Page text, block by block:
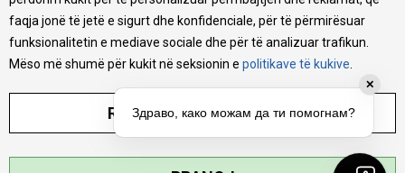
gabime. Të gjitha produktet janë pjesë e portfolios sonë, por
kjo nuk do të thotë se janë në gjendje në çdo çast.
faqja jonë të jetë e sigurt dhe konfidenciale, për të përmirësuar
funksionalitetin e mediave sociale dhe për të analizuar trafikun.
Mëso më shumë për kukit në seksionin e politikave të kukive
RREGULLO PARAMETRAT
✕
Здраво, како можам да ти помогнам?